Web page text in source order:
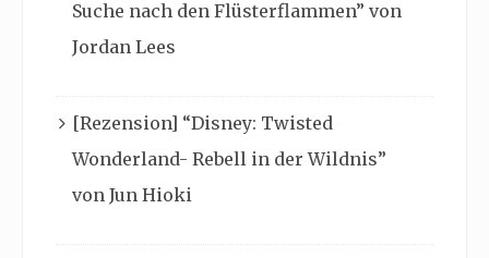
Suche nach den Flüsterflammen” von
Jordan Lees
[Rezension] “Disney: Twisted
Wonderland- Rebell in der Wildnis”
von Jun Hioki